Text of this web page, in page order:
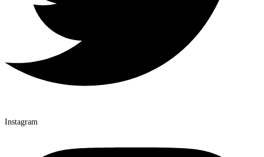
Instagram